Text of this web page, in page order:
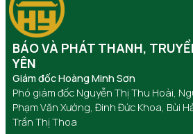
BÁO VÀ PHÁT THANH,
YÊN
Giám đốc Hoàng Minh Sơn
Phó giám đốc Nguyễn Thị Thu Hoài,
Phạm Văn Xướng, Đinh Đức Khoa, Bùi
Trần Thị Thoa